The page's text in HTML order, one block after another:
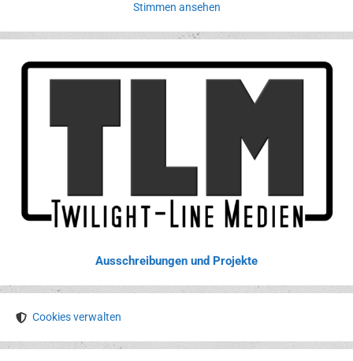
Stimmen ansehen
Ausschreibungen und Projekte
Cookies verwalten